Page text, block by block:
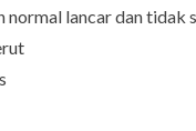
normal lancar dan tidak